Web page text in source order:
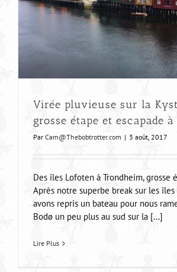
Virée pluvieuse sur la
grosse étape et escapade
Par Cam@Thebobtrotter.com | 3 août, 2017
Des îles Lofoten à Trondheim, grosse
Après notre superbe break sur les
avons repris un bateau pour nous
Bodø un peu plus au sud sur la [...]
Lire Plus